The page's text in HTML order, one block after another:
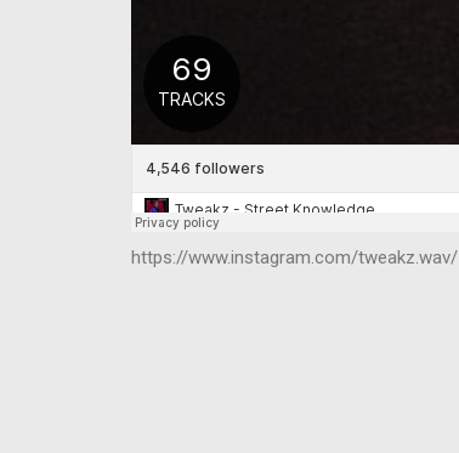
https://www.instagram.com/tweakz.wav/